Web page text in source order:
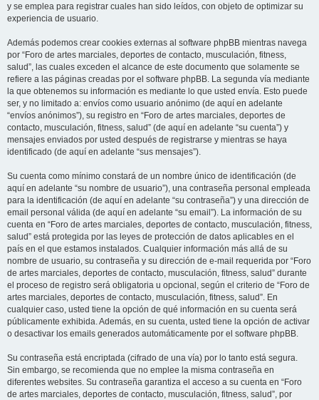
y se emplea para registrar cuales han sido leídos, con objeto de optimizar su
experiencia de usuario.
Además podemos crear cookies externas al software phpBB mientras navega
por “Foro de artes marciales, deportes de contacto, musculación, fitness,
salud”, las cuales exceden el alcance de este documento que solamente se
refiere a las páginas creadas por el software phpBB. La segunda vía mediante
la que obtenemos su información es mediante lo que usted envía. Esto puede
ser, y no limitado a: envíos como usuario anónimo (de aquí en adelante
“envíos anónimos”), su registro en “Foro de artes marciales, deportes de
contacto, musculación, fitness, salud” (de aquí en adelante “su cuenta”) y
mensajes enviados por usted después de registrarse y mientras se haya
identificado (de aquí en adelante “sus mensajes”).
Su cuenta como mínimo constará de un nombre único de identificación (de
aquí en adelante “su nombre de usuario”), una contraseña personal empleada
para la identificación (de aquí en adelante “su contraseña”) y una dirección de
email personal válida (de aquí en adelante “su email”). La información de su
cuenta en “Foro de artes marciales, deportes de contacto, musculación, fitness,
salud” está protegida por las leyes de protección de datos aplicables en el
país en el que estamos instalados. Cualquier información más allá de su
nombre de usuario, su contraseña y su dirección de e-mail requerida por “Foro
de artes marciales, deportes de contacto, musculación, fitness, salud” durante
el proceso de registro será obligatoria u opcional, según el criterio de “Foro de
artes marciales, deportes de contacto, musculación, fitness, salud”. En
cualquier caso, usted tiene la opción de qué información en su cuenta será
públicamente exhibida. Además, en su cuenta, usted tiene la opción de activar
o desactivar los emails generados automáticamente por el software phpBB.
Su contraseña está encriptada (cifrado de una vía) por lo tanto está segura.
Sin embargo, se recomienda que no emplee la misma contraseña en
diferentes websites. Su contraseña garantiza el acceso a su cuenta en “Foro
de artes marciales, deportes de contacto, musculación, fitness, salud”, por